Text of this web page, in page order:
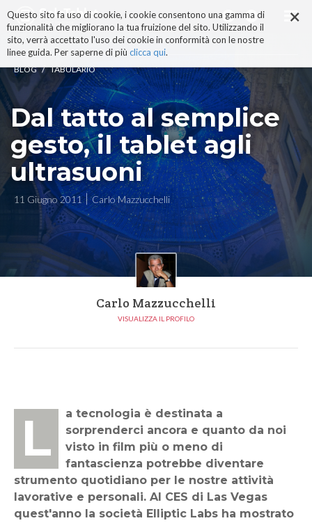
×
Questo sito fa uso di cookie, i cookie consentono una gamma di
funzionalità che migliorano la tua fruizione del sito. Utilizzando il
sito, verrà accettato l'uso dei cookie in conformità con le nostre
linee guida. Per saperne di più clicca qui.
ai
contenuti.
|
alla
navigazione
BLOG / TABULARIO
Dal tatto al semplice
gesto, il tablet agli
ultrasuoni
11 Giugno 2011 Carlo Mazzucchelli
Carlo Mazzucchelli
VISUALIZZA IL PROFILO
La tecnologia è destinata a
sorprenderci ancora e quanto da noi
visto in film più o meno di
fantascienza potrebbe diventare
strumento quotidiano per le nostre attività
lavorative e personali. Al CES di Las Vegas
quest'anno la società Elliptic Labs ha mostrato